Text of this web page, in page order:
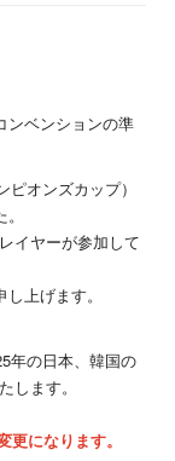
ンベンションの準
オンズカップ）
イヤーが参加して
上げます。
年の日本、韓国の
します。
になります。